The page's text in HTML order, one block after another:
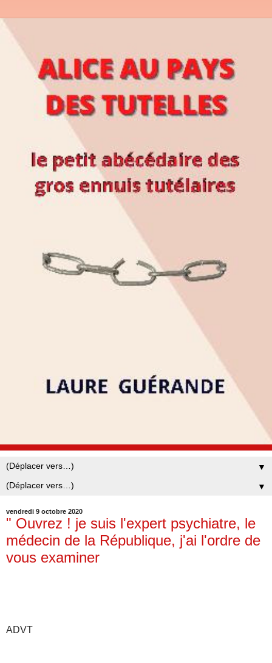
▼
▼
vendredi 9 octobre 2020
" Ouvrez ! je suis l'expert psychiatre, le
médecin de la République, j'ai l'ordre de
vous examiner
ADVT